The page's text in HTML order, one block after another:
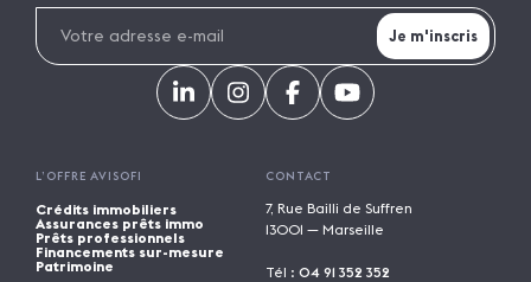
L’OFFRE AVISOFI
Crédits immobiliers
Assurances prêts immo
Prêts professionnels
Financements sur-mesure
Patrimoine
CONTACT
7, Rue Bailli de Suffren
13001 — Marseille
Tél : 04 91 352 352